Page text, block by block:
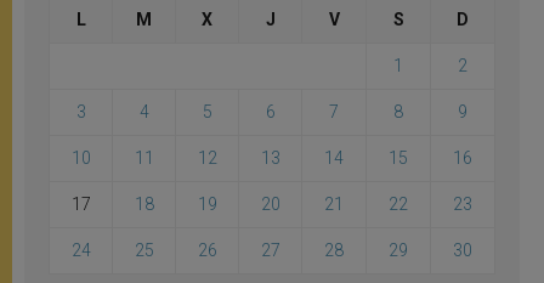
L M X J V S D
1 2
3 4 5 6 7 8 9
10 11 12 13 14 15 16
17 18 19 20 21 22 23
24 25 26 27 28 29 30